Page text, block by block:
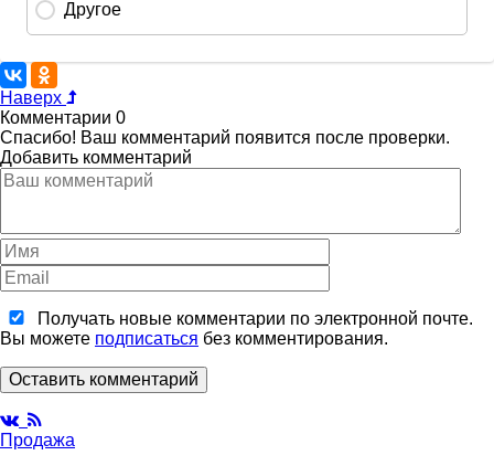
Наверх
Комментарии 0
Спасибо! Ваш комментарий появится после проверки.
Добавить комментарий
Получать новые комментарии по электронной почте.
Вы можете подписаться без комментирования.
Оставить комментарий
Продажа